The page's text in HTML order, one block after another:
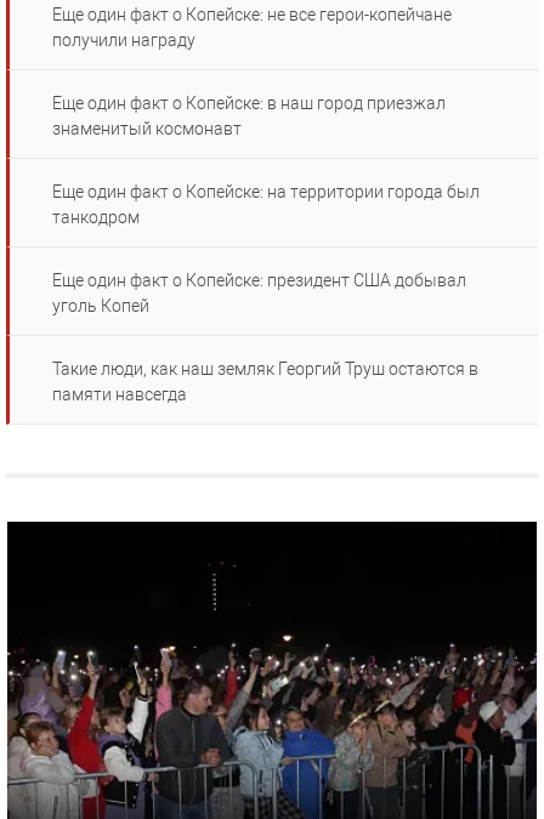
Еще один факт о Копейске: не все герои-копейчане
получили награду
Еще один факт о Копейске: в наш город приезжал
знаменитый космонавт
Еще один факт о Копейске: на территории города был
танкодром
Еще один факт о Копейске: президент США добывал
уголь Копей
Такие люди, как наш земляк Георгий Труш остаются в
памяти навсегда